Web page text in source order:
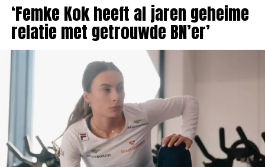
‘Femke Kok heeft al jaren geheime
relatie met getrouwde BN’er’